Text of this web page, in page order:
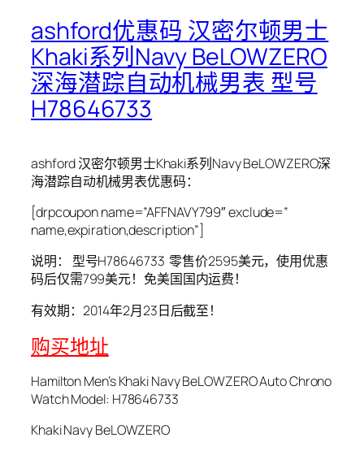
ashford优惠码 汉密尔顿男士
Khaki系列Navy BeLOWZERO
深海潜踪自动机械男表 型号
H78646733
ashford 汉密尔顿男士Khaki系列Navy BeLOWZERO深
海潜踪自动机械男表优惠码：
[drpcoupon name=”AFFNAVY799″ exclude=”
name,expiration,description”]
说明：
型号H78646733 零售价2595美元，使用优惠
码后仅需799美元！免美国国内运费！
有效期：2014年2月23日后截至！
购买地址
Hamilton Men’s Khaki Navy BeLOWZERO Auto Chrono
Watch Model: H78646733
Khaki Navy BeLOWZERO